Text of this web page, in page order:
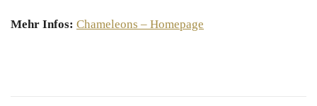
Mehr Infos: Chameleons – Homepage